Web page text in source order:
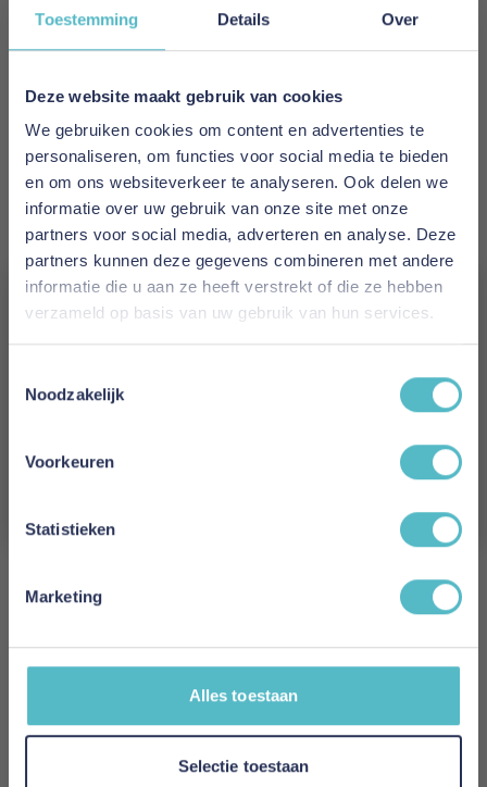
Toestemming Details Over
Deze website maakt gebruik van cookies
We gebruiken cookies om content en advertenties te
personaliseren, om functies voor social media te bieden
en om ons websiteverkeer te analyseren. Ook delen we
informatie over uw gebruik van onze site met onze
partners voor social media, adverteren en analyse. Deze
partners kunnen deze gegevens combineren met andere
informatie die u aan ze heeft verstrekt of die ze hebben
verzameld op basis van uw gebruik van hun services.
Noodzakelijk
Voorkeuren
Statistieken
Marketing
Alles toestaan
Selectie toestaan
Levertijd
Afdeklaag
Talalay latex
Tijk
100% katoen
Kern
Pocketvering
26 cm
Model
Uw naam
E-mail